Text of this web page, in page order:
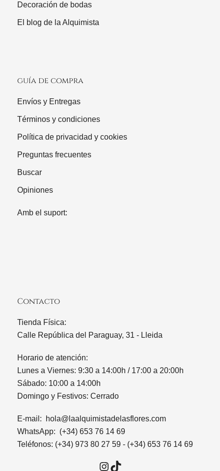
Decoración de bodas
El blog de la Alquimista
guía de compra
Envíos y Entregas
Términos y condiciones
Política de privacidad y cookies
Preguntas frecuentes
Buscar
Opiniones
Amb el suport:
Contacto
Tienda Física:
Calle República del Paraguay, 31 - Lleida
Horario de atención:
Lunes a Viernes: 9:30 a 14:00h / 17:00 a 20:00h
Sábado: 10:00 a 14:00h
Domingo y Festivos: Cerrado
E-mail:
hola@laalquimistadelasflores.com
WhatsApp: (+34) 653 76 14 69
Teléfonos: (+34) 973 80 27 59 - (+34) 653 76 14 69
Instagram
TikTok